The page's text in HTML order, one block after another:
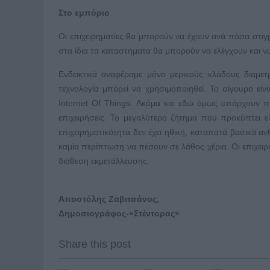
Στο εμπόριο
Οι επιχειρηματίες θα μπορούν να έχουν ανά πάσα
στα ίδια τα καταστήματα θα μπορούν να ελέγχουν και
Ενδεικτικά αναφέραμε μόνο μερικούς κλάδους
τεχνολογία μπορεί να χρησιμοποιηθεί. Το σίγουρο
Internet Of Things. Ακόμα και εδώ όμως υπάρχουν
επιχειρήσεις. Το μεγαλύτερο ζήτημα που
επιχειρηματικότητα δεν έχει ηθική, καταπατά
καμία περίπτωση να πέσουν σε λάθος χέρια. Οι
διάθεση εκμετάλλευσης.
Αποστόλης Ζαβιτσάνος,
Δημοσιογράφος-«Στέντορας»
Share this post